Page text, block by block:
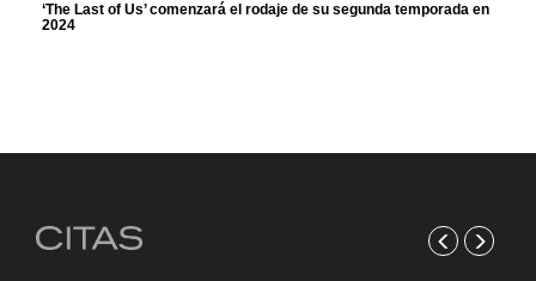
‘The Last of Us’ comenzará el rodaje de su segunda temporada en
2024